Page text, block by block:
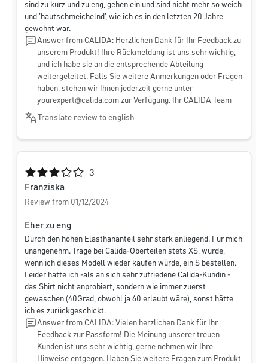
sind zu kurz und zu eng, gehen ein und sind nicht mehr so weich
und 'hautschmeichelnd', wie ich es in den letzten 20 Jahre
gewohnt war.
Answer from CALIDA: Herzlichen Dank für Ihr Feedback zu
unserem Produkt! Ihre Rückmeldung ist uns sehr wichtig,
und ich habe sie an die entsprechende Abteilung
weitergeleitet. Falls Sie weitere Anmerkungen oder Fragen
haben, stehen wir Ihnen jederzeit gerne unter
yourexpert@calida.com zur Verfügung. Ihr CALIDA Team
Translate review to english
Average rating of 3 out of 5 stars
3
Franziska
Review from 01/12/2024
Eher zu eng
Durch den hohen Elasthananteil sehr stark anliegend. Für mich
unangenehm. Trage bei Calida-Oberteilen stets XS, würde,
wenn ich dieses Modell wieder kaufen würde, ein S bestellen.
Leider hatte ich -als an sich sehr zufriedene Calida-Kundin -
das Shirt nicht anprobiert, sondern wie immer zuerst
gewaschen (40Grad, obwohl ja 60 erlaubt wäre), sonst hätte
ich es zurückgeschickt.
Answer from CALIDA: Vielen herzlichen Dank für Ihr
Feedback zur Passform! Die Meinung unserer treuen
Kunden ist uns sehr wichtig, gerne nehmen wir Ihre
Hinweise entgegen. Haben Sie weitere Fragen zum Produkt